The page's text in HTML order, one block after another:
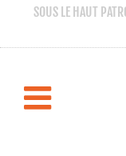
SOUS LE HAUT